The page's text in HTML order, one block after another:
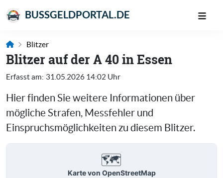
BUSSGELDPORTAL.DE
Blitzer
Blitzer auf der A 40 in Essen
Erfasst am: 31.05.2026 14:02 Uhr
Hier finden Sie weitere Informationen über
mögliche Strafen, Messfehler und
Einspruchsmöglichkeiten zu diesem Blitzer.
🗺️
Karte von OpenStreetMap